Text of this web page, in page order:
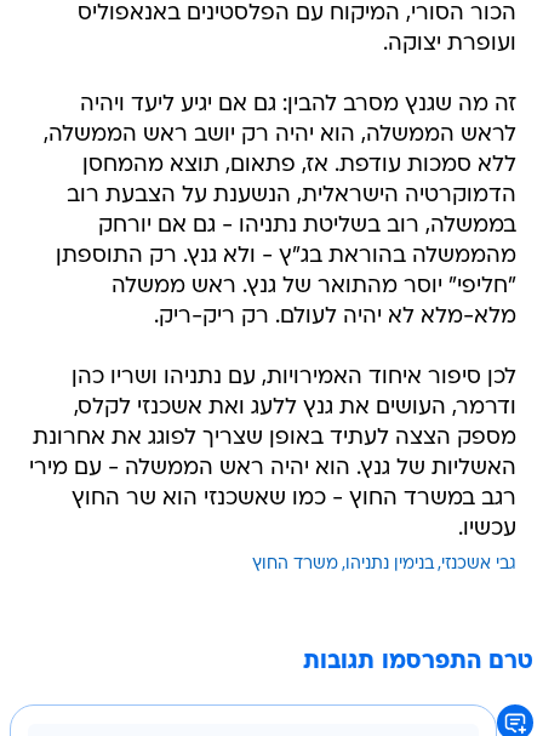
הכור הסורי, המיקוח עם הפלסטינים באנאפוליס
ועופרת יצוקה.
זה מה שגנץ מסרב להבין: גם אם יגיע ליעד ויהיה
לראש הממשלה, הוא יהיה רק יושב ראש הממשלה,
ללא סמכות עודפת. אז, פתאום, תוצא מהמחסן
הדמוקרטיה הישראלית, הנשענת על הצבעת רוב
בממשלה, רוב בשליטת נתניהו - גם אם יורחק
מהממשלה בהוראת בג"ץ - ולא גנץ. רק התוספתן
"חליפי" יוסר מהתואר של גנץ. ראש ממשלה
מלא-מלא לא יהיה לעולם. רק ריק-ריק.
לכן סיפור איחוד האמירויות, עם נתניהו ושריו כהן
ודרמר, העושים את גנץ ללעג ואת אשכנזי לקלס,
מספק הצצה לעתיד באופן שצריך לפוגג את אחרונת
האשליות של גנץ. הוא יהיה ראש הממשלה - עם מירי
רגב במשרד החוץ - כמו שאשכנזי הוא שר החוץ
עכשיו.
גבי אשכנזי בנימין נתניהו משרד החוץ
טרם התפרסמו תגובות